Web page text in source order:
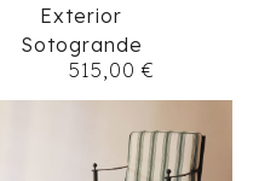
Exterior
Sotogrande
515,00€